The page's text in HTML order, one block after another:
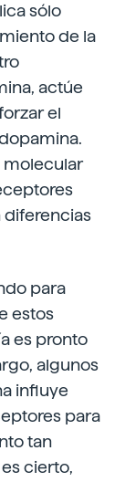
sólo
de la
actúe
el
molecular
diferencias
para
estos
es pronto
algunos
influye
para
tan
cierto,